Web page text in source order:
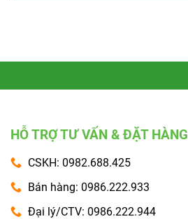
HỖ TRỢ TƯ VẤN & ĐẶT HÀNG
CSKH: 0982.688.425
Bán hàng: 0986.222.933
Đại lý/CTV: 0986.222.944